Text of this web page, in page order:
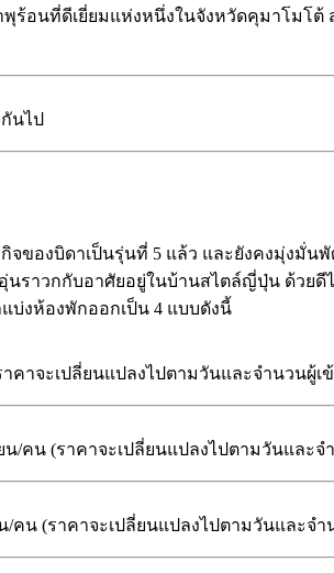
ร้อนที่ดีเยี่ยมแห่งหนึ่งในจังหวัดคุมาโมโ
นไป
องบิดาเป็นรุ่นที่ 5 แล้ว และยังคงมุ่งมั่น
นราวกกับอาศัยอยู่ในบ้านสไตล์ญี่ปุ่น ด้ว
บ่งห้องพักออกเป็น 4 แบบดังนี้
าคาจะเปลี่ยนแปลงไปตามวันและจำนวนผู้เ
ยน/คน (ราคาจะเปลี่ยนแปลงไปตามวันและ
น/คน (ราคาจะเปลี่ยนแปลงไปตามวันและจ